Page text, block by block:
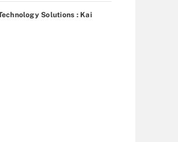
Solutions : Kai